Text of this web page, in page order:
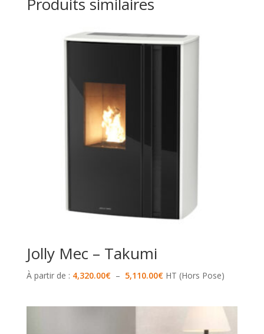
Jolly Mec – Takumi
À partir de : 4,320.00€ – 5,110.00€Plage
HT (Hors Pose)